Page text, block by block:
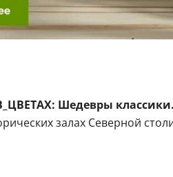
Шедевры
залах Северной